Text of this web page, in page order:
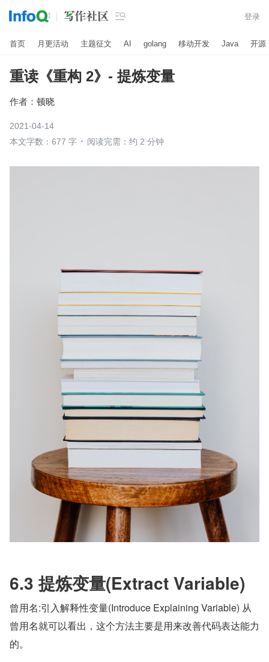
 登录
首页 月更活动 主题征文 AI golang 移动开发 Java 开源
重读《重构 2》- 提炼变量
作者： 顿晓
2021-04-14
本文字数：677 字
阅读完需：约 2 分钟
6.3 提炼变量(Extract Variable)
曾用名:引入解释性变量(Introduce Explaining Variable) 从
曾用名就可以看出，这个方法主要是用来改善代码表达能力
的。